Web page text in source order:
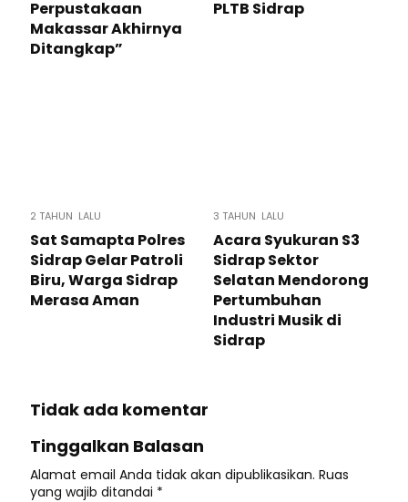
Perpustakaan
Makassar Akhirnya
Ditangkap”
PLTB Sidrap
2 TAHUN LALU
Sat Samapta Polres
Sidrap Gelar Patroli
Biru, Warga Sidrap
Merasa Aman
3 TAHUN LALU
Acara Syukuran S3
Sidrap Sektor
Selatan Mendorong
Pertumbuhan
Industri Musik di
Sidrap
Tidak ada komentar
Tinggalkan Balasan
Alamat email Anda tidak akan dipublikasikan. Ruas
yang wajib ditandai *